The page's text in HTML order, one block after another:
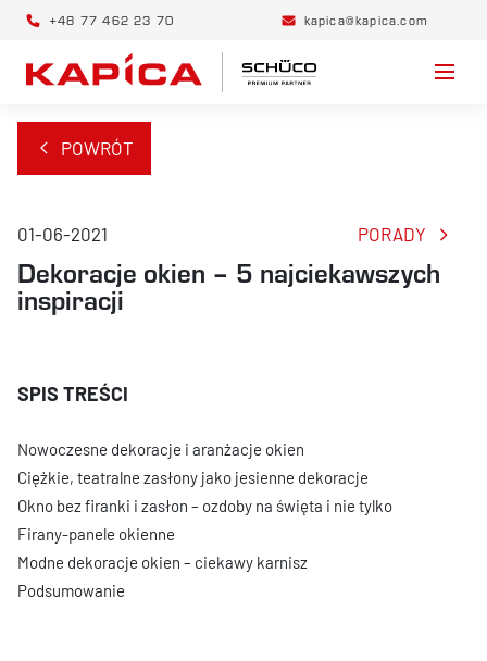
+48 77 462 23 70 kapica@kapica.com
POWRÓT
01-06-2021 PORADY
Dekoracje okien – 5 najciekawszych
inspiracji
Nowoczesne dekoracje i aranżacje okien
Ciężkie, teatralne zasłony jako jesienne dekoracje
Okno bez firanki i zasłon – ozdoby na święta i nie tylko
Firany-panele okienne
Modne dekoracje okien – ciekawy karnisz
Podsumowanie